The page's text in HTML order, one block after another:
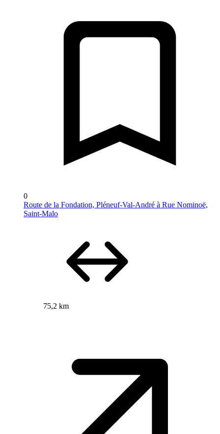
0
Route de la Fondation, Pléneuf-Val-André à Rue Nominoë,
Saint-Malo
75,2 km